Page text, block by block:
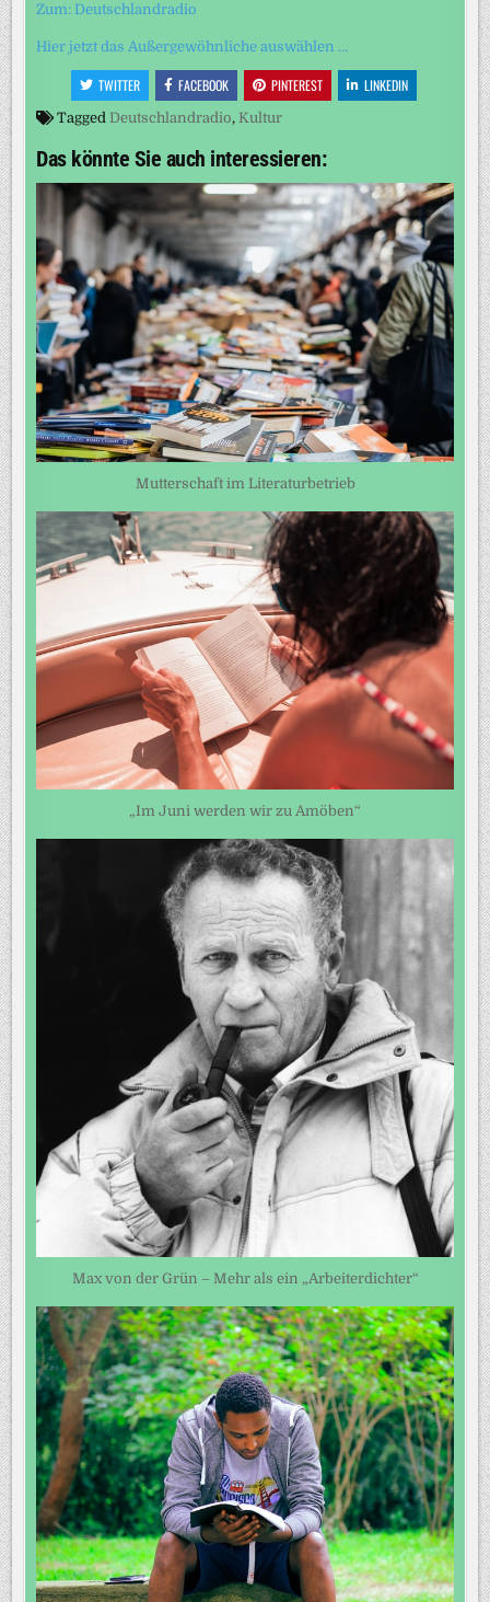
Zum: Deutschlandradio
Hier jetzt das Außergewöhnliche auswählen …
TWITTER FACEBOOK PINTEREST LINKEDIN
TaggedDeutschlandradio,Kultur
Das könnte Sie auch interessieren:
Mutterschaft im Literaturbetrieb
„Im Juni werden wir zu Amöben“
Max von der Grün – Mehr als ein „Arbeiterdichter“